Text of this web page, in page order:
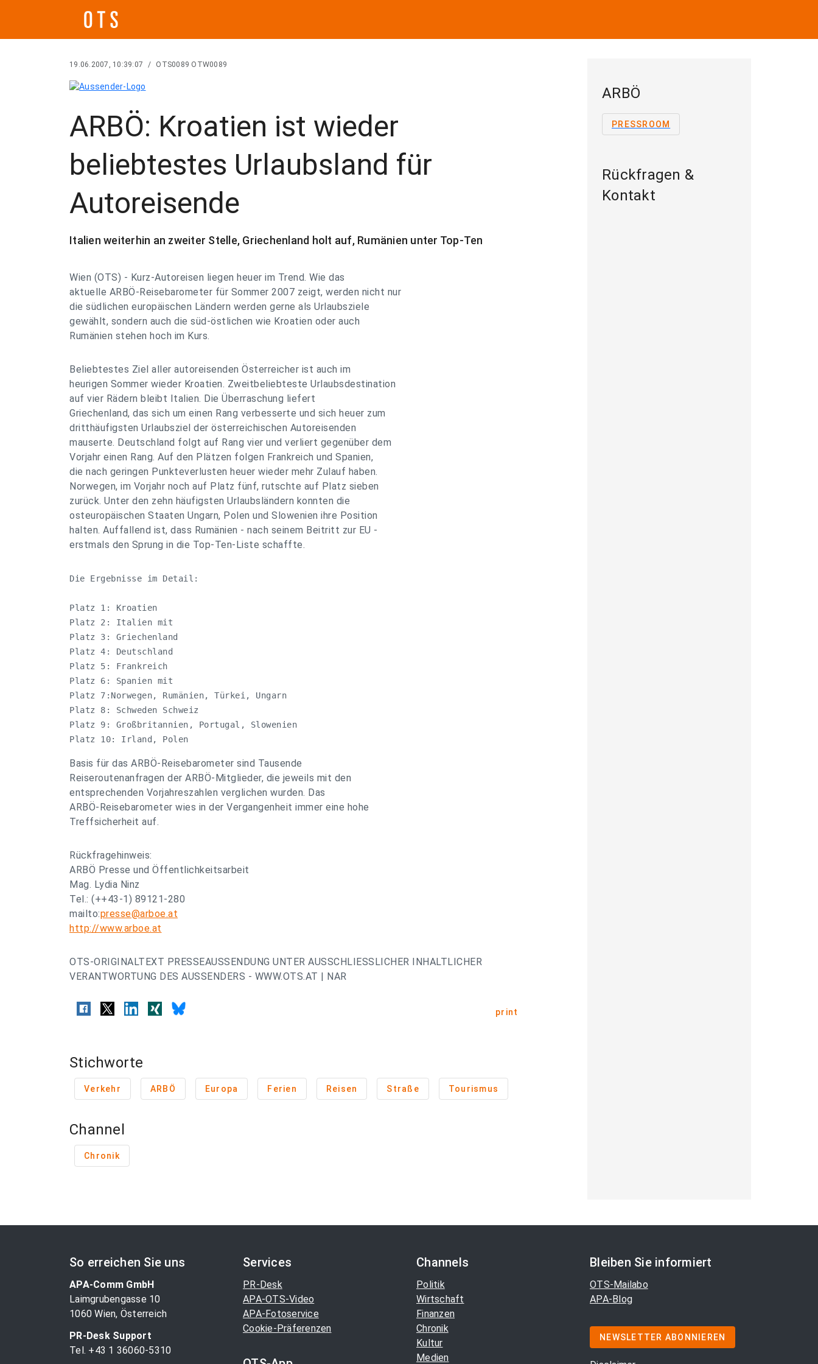
19.06.2007, 10:39:07 / OTS0089 OTW0089
ARBÖ: Kroatien ist wieder
beliebtestes Urlaubsland für
Autoreisende
Italien weiterhin an zweiter Stelle, Griechenland holt auf, Rumänien unter Top-Ten
Wien (OTS) - Kurz-Autoreisen liegen heuer im Trend. Wie das
aktuelle ARBÖ-Reisebarometer für Sommer 2007 zeigt, werden nicht nur
die südlichen europäischen Ländern werden gerne als Urlaubsziele
gewählt, sondern auch die süd-östlichen wie Kroatien oder auch
Rumänien stehen hoch im Kurs.
Beliebtestes Ziel aller autoreisenden Österreicher ist auch im
heurigen Sommer wieder Kroatien. Zweitbeliebteste Urlaubsdestination
auf vier Rädern bleibt Italien. Die Überraschung liefert
Griechenland, das sich um einen Rang verbesserte und sich heuer zum
dritthäufigsten Urlaubsziel der österreichischen Autoreisenden
mauserte. Deutschland folgt auf Rang vier und verliert gegenüber dem
Vorjahr einen Rang. Auf den Plätzen folgen Frankreich und Spanien,
die nach geringen Punkteverlusten heuer wieder mehr Zulauf haben.
Norwegen, im Vorjahr noch auf Platz fünf, rutschte auf Platz sieben
zurück. Unter den zehn häufigsten Urlaubsländern konnten die
osteuropäischen Staaten Ungarn, Polen und Slowenien ihre Position
halten. Auffallend ist, dass Rumänien - nach seinem Beitritt zur EU -
erstmals den Sprung in die Top-Ten-Liste schaffte.
Die Ergebnisse im Detail:
Platz 1: Kroatien
Platz 2: Italien mit
Platz 3: Griechenland
Platz 4: Deutschland
Platz 5: Frankreich
Platz 6: Spanien mit
Platz 7:Norwegen, Rumänien, Türkei, Ungarn
Platz 8: Schweden Schweiz
Platz 9: Großbritannien, Portugal, Slowenien
Platz 10: Irland, Polen
Basis für das ARBÖ-Reisebarometer sind Tausende
Reiseroutenanfragen der ARBÖ-Mitglieder, die jeweils mit den
entsprechenden Vorjahreszahlen verglichen wurden. Das
ARBÖ-Reisebarometer wies in der Vergangenheit immer eine hohe
Treffsicherheit auf.
Rückfragehinweis:
ARBÖ Presse und Öffentlichkeitsarbeit
Mag. Lydia Ninz
Tel.: (++43-1) 89121-280
mailto:presse@arboe.at
http://www.arboe.at
OTS-ORIGINALTEXT PRESSEAUSSENDUNG UNTER AUSSCHLIESSLICHER INHALTLICHER
VERANTWORTUNG DES AUSSENDERS - WWW.OTS.AT | NAR
print
Stichworte
Verkehr ARBÖ Europa Ferien Reisen Straße Tourismus
Channel
Chronik
ARBÖ
PRESSROOM
Rückfragen &
Kontakt
So erreichen Sie uns
APA-Comm GmbH
Laimgrubengasse 10
1060 Wien, Österreich
PR-Desk Support
Tel. +43 1 36060-5310
Services
PR-Desk
APA-OTS-Video
APA-Fotoservice
Cookie-Präferenzen
Channels
Politik
Wirtschaft
Finanzen
Chronik
Kultur
Medien
Bleiben Sie informiert
OTS-Mailabo
APA-Blog
NEWSLETTER ABONNIEREN